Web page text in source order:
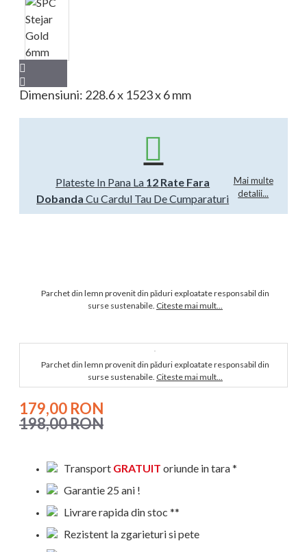
Dimensiuni: 228.6 x 1523 x 6 mm
Plateste In Pana La 12 Rate Fara
Dobanda Cu Cardul Tau De Cumparaturi
Mai multe
detalii...
Parchet din lemn provenit din păduri exploatate responsabil din
surse sustenabile. Citeste mai mult...
Parchet din lemn provenit din păduri exploatate responsabil din
surse sustenabile. Citeste mai mult...
179,00 RON
198,00 RON
Transport GRATUIT oriunde in tara *
Garantie 25 ani !
Livrare rapida din stoc **
Rezistent la zgarieturi si pete